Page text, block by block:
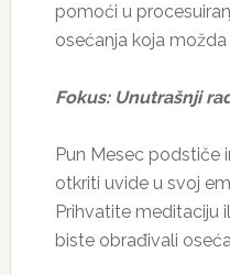
pomoći u
osećanja koja
Fokus: Unutrašnji
Pun Mesec podstiče
otkriti uvide u svoj
Prihvatite meditaciju
biste obrađivali